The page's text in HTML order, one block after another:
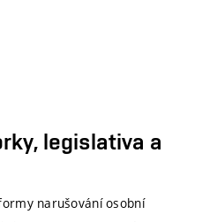
legislativa a
narušování osobní